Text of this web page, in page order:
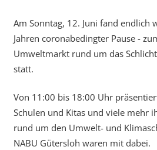
Am Sonntag, 12. Juni fand endlich
Jahren coronabedingter Pause -
Umweltmarkt rund um das
statt.
Von 11:00 bis 18:00 Uhr
Schulen und Kitas und viele mehr
rund um den Umwelt- und
NABU Gütersloh waren mit dabei.